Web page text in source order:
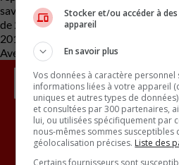
savoir que le rappel concerne les
de 2016 à 2022, ainsi que les Model 3
2017 à 2022.
Avec des renseignements de Carbuzz
Inscrivez vous à
Stocker et/ou accéder à
appareil
En savoir plus
Vos données à caractère
informations liées à votre appareil
uniques et autres types de
et consultées par 300 partenaires,
lui, ou utilisées spécifiquement par
nous-mêmes sommes
géolocalisation précises. Liste des
Certains fournisseurs sont